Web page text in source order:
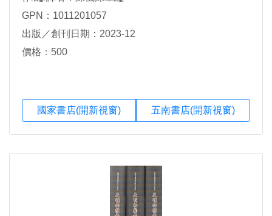
GPN：1011201057
出版／創刊日期：2023-12
價格：500
國家書店(開新視窗) 五南書店(開新視窗)